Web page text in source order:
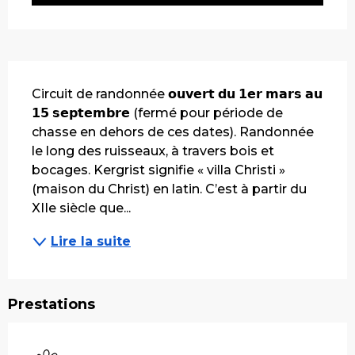
Circuit de randonnée 𝗼𝘂𝘃𝗲𝗿𝘁 𝗱𝘂 𝟭𝗲𝗿 𝗺𝗮𝗿𝘀 𝗮𝘂
𝟭𝟱 𝘀𝗲𝗽𝘁𝗲𝗺𝗯𝗿𝗲 (fermé pour période de
chasse en dehors de ces dates). Randonnée
le long des ruisseaux, à travers bois et
bocages. Kergrist signifie « villa Christi »
(maison du Christ) en latin. C’est à partir du
XIIe siècle que...
Lire la suite
Prestations